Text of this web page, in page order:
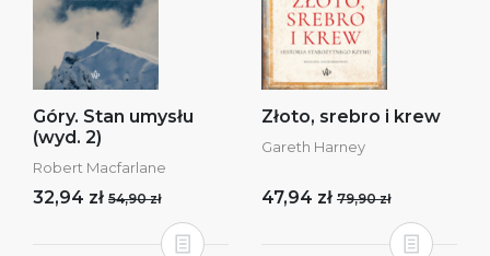
Góry. Stan umysłu
(wyd. 2)
Robert Macfarlane
32,94 zł 54,90 zł
Złoto, srebro i krew
Gareth Harney
47,94 zł 79,90 zł